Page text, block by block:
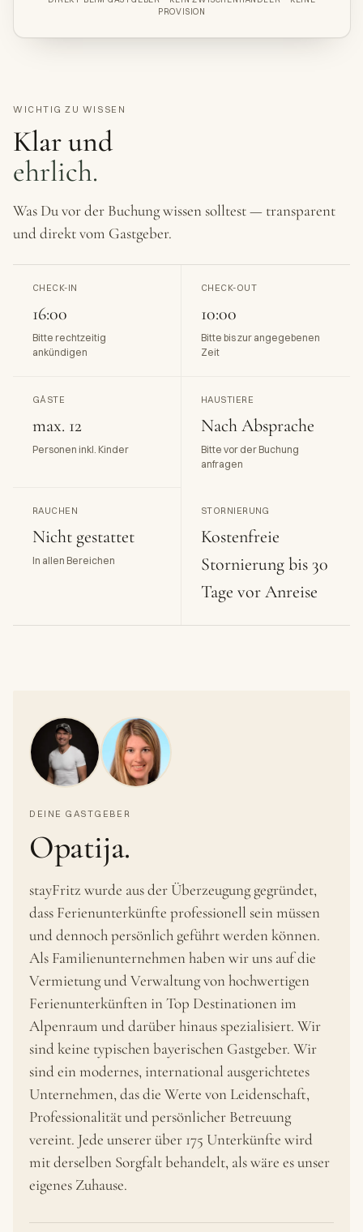
PROVISION
WICHTIG ZU WISSEN
Klar und
ehrlich.
Was Du vor der Buchung wissen solltest — transparent
und direkt vom Gastgeber.
CHECK-IN
16:00
Bitte rechtzeitig
ankündigen
CHECK-OUT
10:00
Bitte bis zur angegebenen
Zeit
GÄSTE
max. 12
Personen inkl. Kinder
HAUSTIERE
Nach Absprache
Bitte vor der Buchung
anfragen
RAUCHEN
Nicht gestattet
In allen Bereichen
STORNIERUNG
Kostenfreie
Stornierung bis 30
Tage vor Anreise
DEINE GASTGEBER
Opatija.
stayFritz wurde aus der Überzeugung gegründet,
dass Ferienunterkünfte professionell sein müssen
und dennoch persönlich geführt werden können.
Als Familienunternehmen haben wir uns auf die
Vermietung und Verwaltung von hochwertigen
Ferienunterkünften in Top Destinationen im
Alpenraum und darüber hinaus spezialisiert. Wir
sind keine typischen bayerischen Gastgeber. Wir
sind ein modernes, international ausgerichtetes
Unternehmen, das die Werte von Leidenschaft,
Professionalität und persönlicher Betreuung
vereint. Jede unserer über 175 Unterkünfte wird
mit derselben Sorgfalt behandelt, als wäre es unser
eigenes Zuhause.